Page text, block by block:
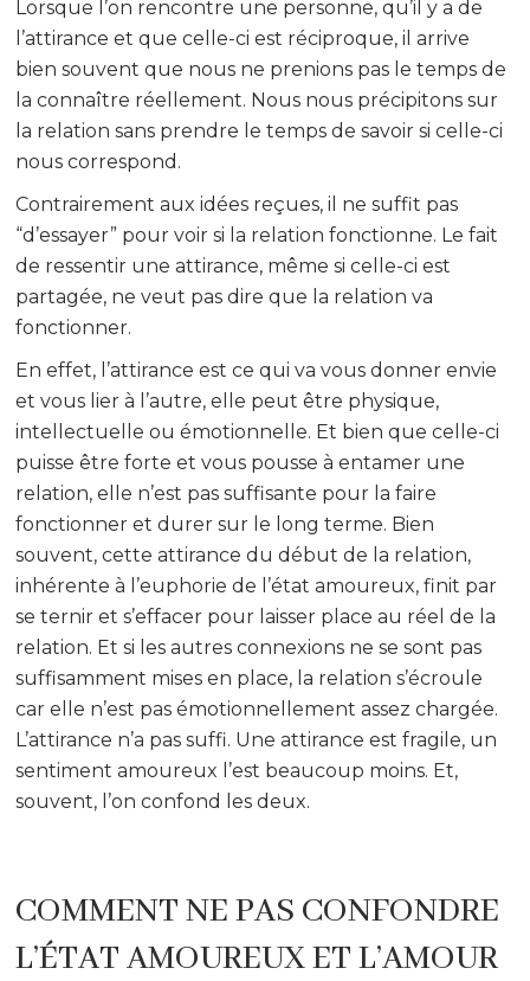
Lorsque l’on rencontre une personne, qu’il y a de
l’attirance et que celle-ci est réciproque, il arrive
bien souvent que nous ne prenions pas le temps de
la connaître réellement. Nous nous précipitons sur
la relation sans prendre le temps de savoir si celle-ci
nous correspond.
Contrairement aux idées reçues, il ne suffit pas
“d’essayer” pour voir si la relation fonctionne. Le fait
de ressentir une attirance, même si celle-ci est
partagée, ne veut pas dire que la relation va
fonctionner.
En effet, l’attirance est ce qui va vous donner envie
et vous lier à l’autre, elle peut être physique,
intellectuelle ou émotionnelle. Et bien que celle-ci
puisse être forte et vous pousse à entamer une
relation, elle n’est pas suffisante pour la faire
fonctionner et durer sur le long terme. Bien
souvent, cette attirance du début de la relation,
inhérente à l’euphorie de l’état amoureux, finit par
se ternir et s’effacer pour laisser place au réel de la
relation. Et si les autres connexions ne se sont pas
suffisamment mises en place, la relation s’écroule
car elle n’est pas émotionnellement assez chargée.
L’attirance n’a pas suffi. Une attirance est fragile, un
sentiment amoureux l’est beaucoup moins. Et,
souvent, l’on confond les deux.
COMMENT NE PAS CONFONDRE
L’ÉTAT AMOUREUX ET L’AMOUR